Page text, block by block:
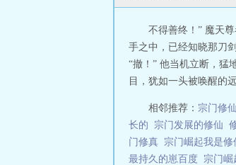
不得善终！” 魔天
手之中，已经知晓那刀
“撤！” 他当机立断，猛
目，犹如一头被唤醒的
相邻推荐： 宗门修
长的 宗门发展的修仙
门修真 宗门崛起我是
最持久的崽百度 宗门崛